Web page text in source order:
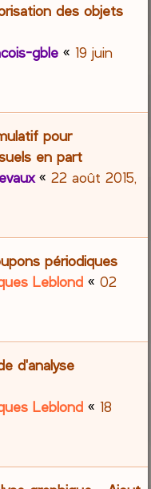
des objets
gble « 19 juin
pour
en part
«22 août 2015,
périodiques
Leblond «02
d'analyse
Leblond « 18